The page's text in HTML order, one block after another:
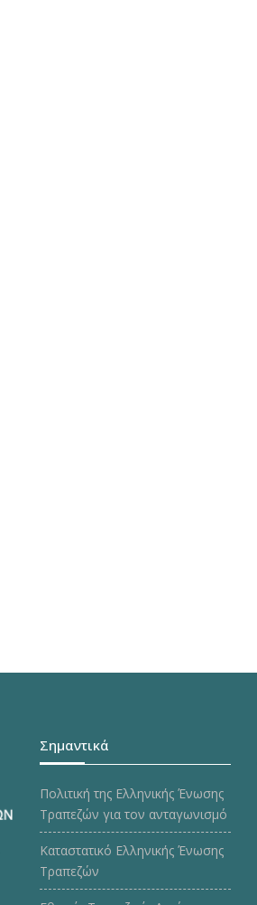
Σημαντικά
Πολιτική της Ελληνικής Ένωσης
Τραπεζών για τον ανταγωνισμό
Καταστατικό Ελληνικής Ένωσης
Τραπεζών